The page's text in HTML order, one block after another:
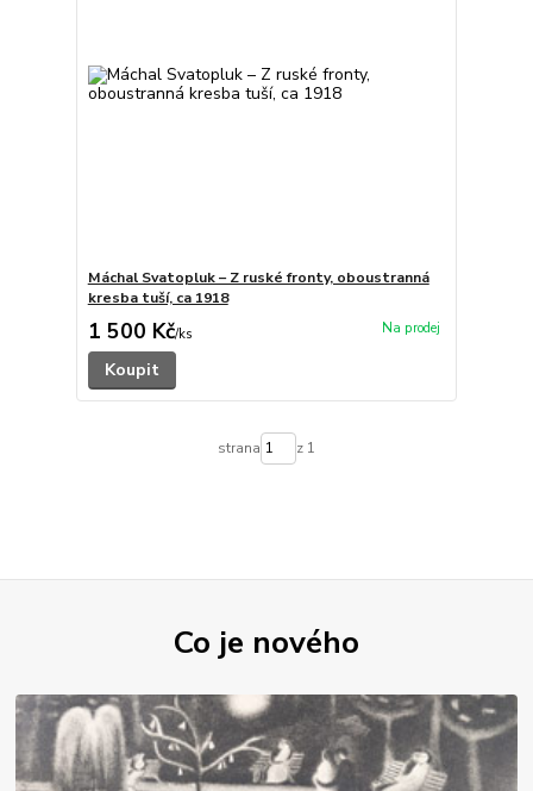
Máchal Svatopluk – Z ruské fronty, oboustranná
kresba tuší, ca 1918
1 500 Kč/ks
Koupit
strana z 1
Co je nového